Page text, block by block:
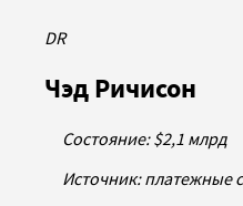
DR
Чэд Ричисон
Состояние: $2,1 млрд
Источник: платежные